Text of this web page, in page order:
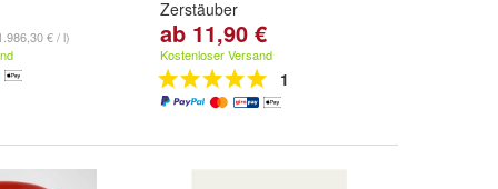
€ / l)
Zerstäuber
ml: 2ml, 5ml, 10ml
...
ab 11,90 €
Kostenloser Versand
1